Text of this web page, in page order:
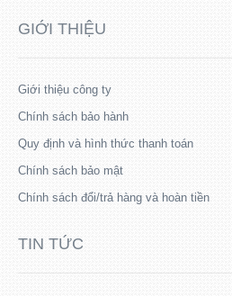
GIỚI THIỆU
Giới thiệu công ty
Chính sách bảo hành
Quy định và hình thức thanh toán
Chính sách bảo mật
Chính sách đổi/trả hàng và hoàn tiền
TIN TỨC